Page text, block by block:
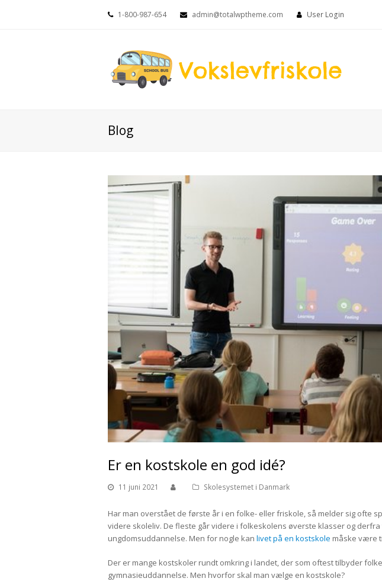
1-800-987-654 admin@totalwptheme.com User Login
Blog
Er en kostskole en god idé?
11 juni 2021 Skolesystemet i Danmark
Har man overstået de første år i en folke- eller friskole, så melder sig ofte
videre skoleliv. De fleste går videre i folkeskolens øverste klasser og
ungdomsuddannelse. Men for nogle kan livet på en kostskole måske være
Der er mange kostskoler rundt omkring i landet, der som oftest tilbyder
gymnasieuddannelse. Men hvorfor skal man vælge en kostskole?